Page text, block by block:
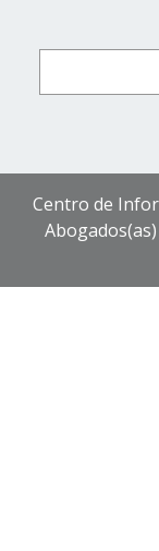
Centro de